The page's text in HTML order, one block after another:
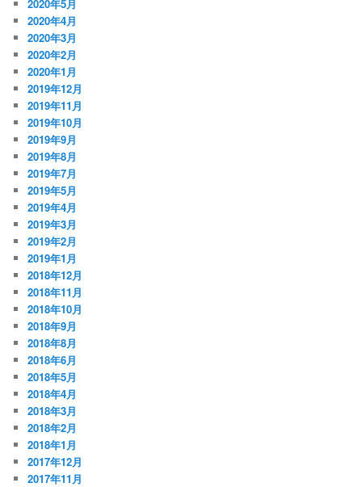
2020年5月
2020年4月
2020年3月
2020年2月
2020年1月
2019年12月
2019年11月
2019年10月
2019年9月
2019年8月
2019年7月
2019年5月
2019年4月
2019年3月
2019年2月
2019年1月
2018年12月
2018年11月
2018年10月
2018年9月
2018年8月
2018年6月
2018年5月
2018年4月
2018年3月
2018年2月
2018年1月
2017年12月
2017年11月